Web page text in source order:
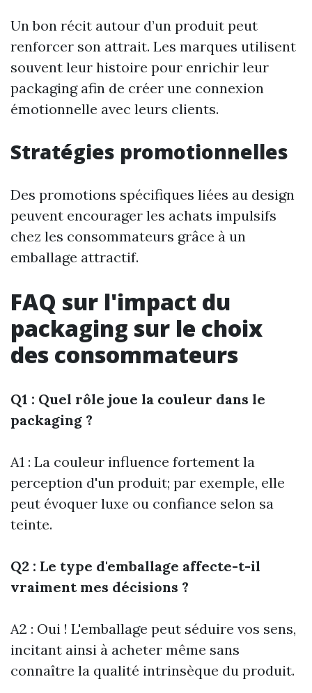
Un bon récit autour d’un produit peut
renforcer son attrait. Les marques utilisent
souvent leur histoire pour enrichir leur
packaging afin de créer une connexion
émotionnelle avec leurs clients.
Stratégies promotionnelles
Des promotions spécifiques liées au design
peuvent encourager les achats impulsifs
chez les consommateurs grâce à un
emballage attractif.
FAQ sur l'impact du
packaging sur le choix
des consommateurs
Q1 : Quel rôle joue la couleur dans le
packaging ?
A1 : La couleur influence fortement la
perception d'un produit; par exemple, elle
peut évoquer luxe ou confiance selon sa
teinte.
Q2 : Le type d'emballage affecte-t-il
vraiment mes décisions ?
A2 : Oui ! L'emballage peut séduire vos sens,
incitant ainsi à acheter même sans
connaître la qualité intrinsèque du produit.